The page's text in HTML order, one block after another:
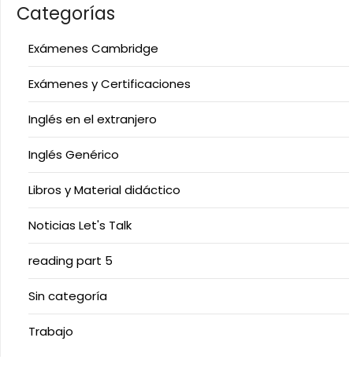
Categorías
Exámenes Cambridge
Exámenes y Certificaciones
Inglés en el extranjero
Inglés Genérico
Libros y Material didáctico
Noticias Let's Talk
reading part 5
Sin categoría
Trabajo